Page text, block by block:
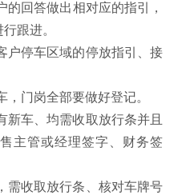
的回答做出相对应的指引，
跟进。
户停车区域的停放指引、接
门岗全部要做好登记。
车、均需收取放行条并且
主管或经理签字、财务签
需收取放行条、核对车牌号